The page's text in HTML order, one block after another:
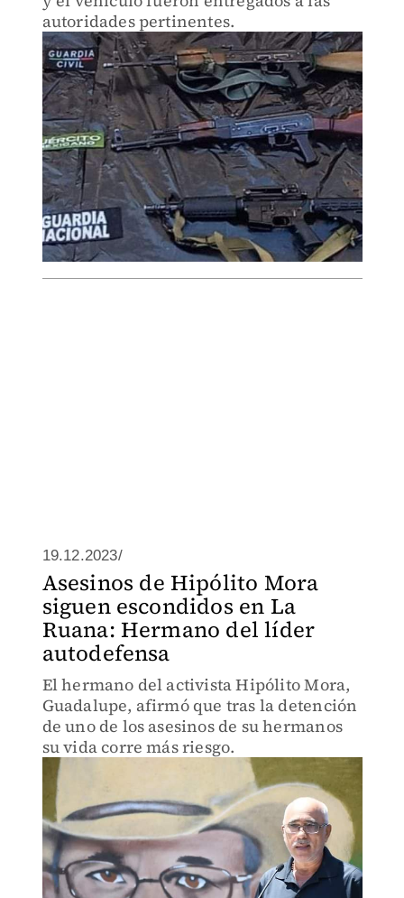
autoridades pertinentes.
19.12.2023/
Asesinos de Hipólito Mora
siguen escondidos en La
Ruana: Hermano del líder
autodefensa
El hermano del activista Hipólito Mora,
Guadalupe, afirmó que tras la detención
de uno de los asesinos de su hermanos
su vida corre más riesgo.